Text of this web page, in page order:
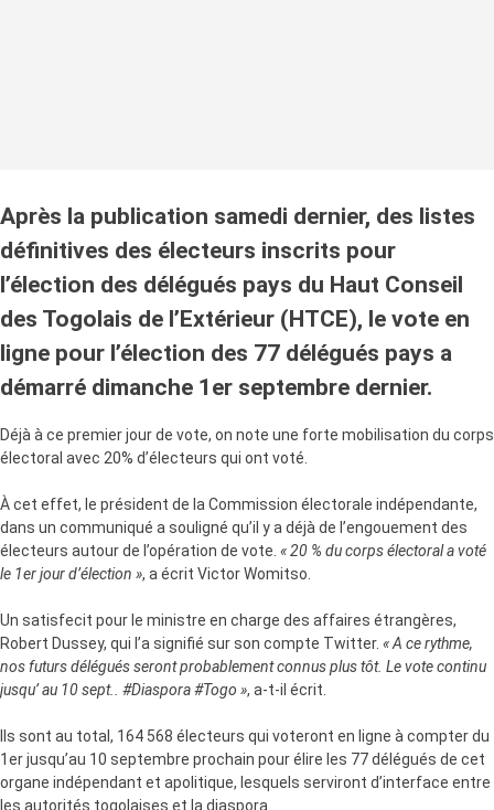
Après la publication samedi dernier, des listes
définitives des électeurs inscrits pour
l’élection des délégués pays du Haut Conseil
des Togolais de l’Extérieur (HTCE), le vote en
ligne pour l’élection des 77 délégués pays a
démarré dimanche 1er septembre dernier.
Déjà à ce premier jour de vote, on note une forte mobilisation du corps
électoral avec 20% d’électeurs qui ont voté.
À cet effet, le président de la Commission électorale indépendante,
dans un communiqué a souligné qu’il y a déjà de l’engouement des
électeurs autour de l’opération de vote. « 20 % du corps électoral a voté
le 1er jour d’élection », a écrit Victor Womitso.
Un satisfecit pour le ministre en charge des affaires étrangères,
Robert Dussey, qui l’a signifié sur son compte Twitter. « A ce rythme,
nos futurs délégués seront probablement connus plus tôt. Le vote continu
jusqu’ au 10 sept.. #Diaspora #Togo », a-t-il écrit.
Ils sont au total, 164 568 électeurs qui voteront en ligne à compter du
1er jusqu’au 10 septembre prochain pour élire les 77 délégués de cet
organe indépendant et apolitique, lesquels serviront d’interface entre
les autorités togolaises et la diaspora.